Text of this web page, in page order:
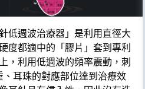
低週波治療器」是利用直徑大
度都適中的「膠片」套到專利
，利用低週波的頻率震動，刺
、耳珠的對應部位達到治療效